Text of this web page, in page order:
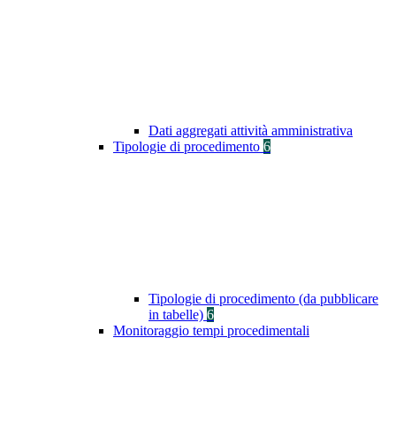
Dati aggregati attività amministrativa
Tipologie di procedimento 6
Tipologie di procedimento (da pubblicare
in tabelle) 6
Monitoraggio tempi procedimentali